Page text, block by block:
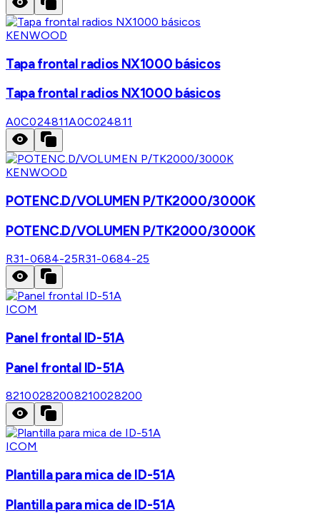
KENWOOD
Tapa frontal radios NX1000 básicos
Tapa frontal radios NX1000 básicos
A0C024811A0C024811
KENWOOD
POTENC.D/VOLUMEN P/TK2000/3000K
POTENC.D/VOLUMEN P/TK2000/3000K
R31-0684-25R31-0684-25
ICOM
Panel frontal ID-51A
Panel frontal ID-51A
82100282008210028200
ICOM
Plantilla para mica de ID-51A
Plantilla para mica de ID-51A